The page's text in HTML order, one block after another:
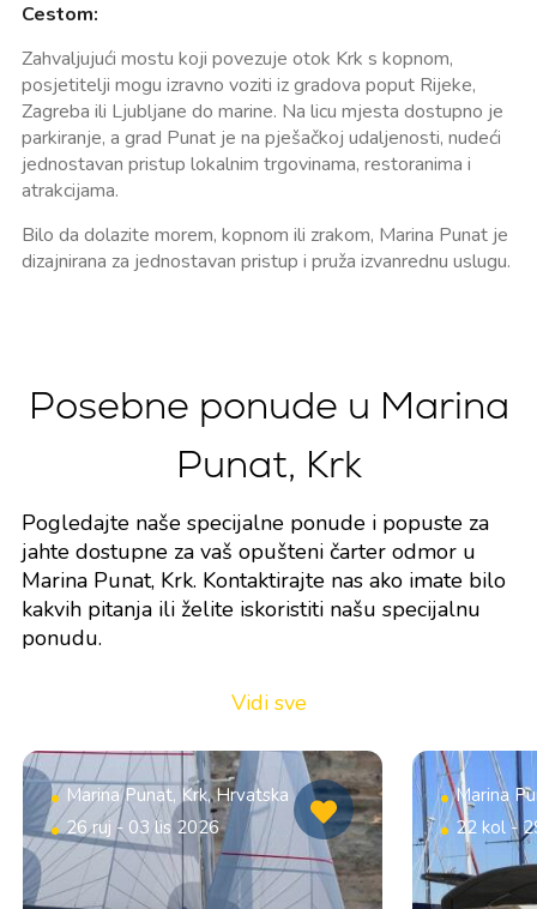
Cestom:
Zahvaljujući mostu koji povezuje otok Krk s kopnom,
posjetitelji mogu izravno voziti iz gradova poput Rijeke,
Zagreba ili Ljubljane do marine. Na licu mjesta dostupno je
parkiranje, a grad Punat je na pješačkoj udaljenosti, nudeći
jednostavan pristup lokalnim trgovinama, restoranima i
atrakcijama.
Bilo da dolazite morem, kopnom ili zrakom, Marina Punat je
dizajnirana za jednostavan pristup i pruža izvanrednu uslugu.
Posebne ponude u Marina
Punat, Krk
Pogledajte naše specijalne ponude i popuste za
jahte dostupne za vaš opušteni čarter odmor u
Marina Punat, Krk. Kontaktirajte nas ako imate bilo
kakvih pitanja ili želite iskoristiti našu specijalnu
ponudu.
Vidi sve
Marina Punat, Krk, Hrvatska
26 ruj - 03 lis 2026
Marina
22 kol -